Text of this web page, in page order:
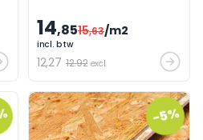
vochtige omstandigheden.
14,8515,63/m2
incl. btw
12,27 12.92 excl.
-5%